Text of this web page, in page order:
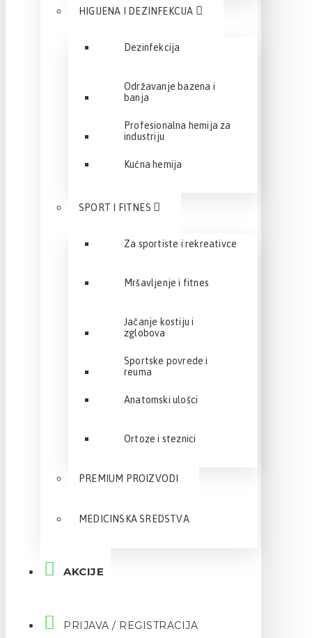
HIGIJENA I DEZINFEKCIJA
Dezinfekcija
Održavanje bazena i
banja
Profesionalna hemija za
industriju
Kućna hemija
SPORT I FITNES
Za sportiste i rekreativce
Mršavljenje i fitnes
Jačanje kostiju i
zglobova
Sportske povrede i
reuma
Anatomski ulošci
Ortoze i steznici
PREMIUM PROIZVODI
MEDICINSKA SREDSTVA
AKCIJE
PRIJAVA / REGISTRACIJA